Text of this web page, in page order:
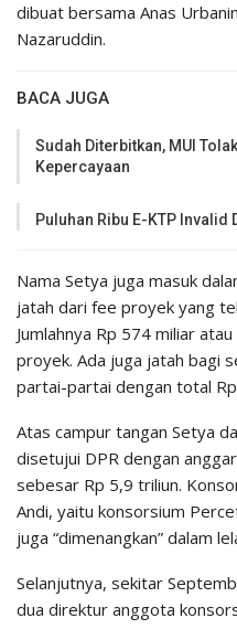
dibuat bersama Anas
Nazaruddin.
BACA JUGA
Sudah Diterbitkan, MUI
Kepercayaan
Puluhan Ribu E-KTP Invalid
Nama Setya juga masuk
jatah dari fee proyek yang
Jumlahnya Rp 574 miliar
proyek. Ada juga jatah bagi
partai-partai dengan total
Atas campur tangan Setya
disetujui DPR dengan
sebesar Rp 5,9 triliun.
Andi, yaitu konsorsium
juga “dimenangkan” dalam
Selanjutnya, sekitar
dua direktur anggota